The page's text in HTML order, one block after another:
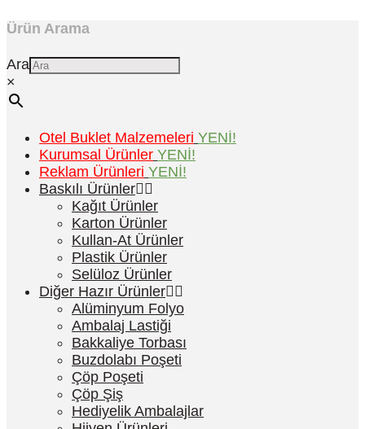
Ürün Arama
Ara
×
Otel Buklet Malzemeleri YENİ!
Kurumsal Ürünler YENİ!
Reklam Ürünleri YENİ!
Baskılı Ürünler
Kağıt Ürünler
Karton Ürünler
Kullan-At Ürünler
Plastik Ürünler
Selüloz Ürünler
Diğer Hazır Ürünler
Alüminyum Folyo
Ambalaj Lastiği
Bakkaliye Torbası
Buzdolabı Poşeti
Çöp Poşeti
Çöp Şiş
Hediyelik Ambalajlar